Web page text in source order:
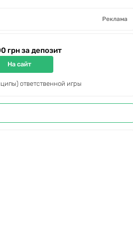
Реклама
грн за депозит
На сайт
ответственной игры